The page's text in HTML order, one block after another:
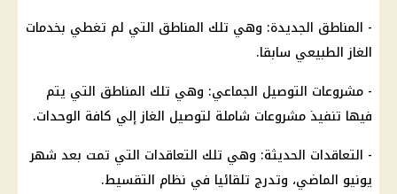
- المناطق الجديدة: وهي تلك المناطق التي لم تغطي بخدمات
الغاز الطبيعي سابقا.
- مشروعات التوصيل الجماعي: وهي تلك المناطق التي يتم
فيها تنفيذ مشروعات شاملة لتوصيل الغازإلي كافة الوحدات.
- التعاقدات الحديثة: وهي تلك التعاقدات التي تمت بعد شهر
يونيو الماضي، وتدرج تلقائيا في نظام التقسيط.